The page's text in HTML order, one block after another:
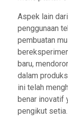
Aspek lain
penggunaan
pembuatan
baru,
dalam
ini telah
benar inovatif
pengikut setia.